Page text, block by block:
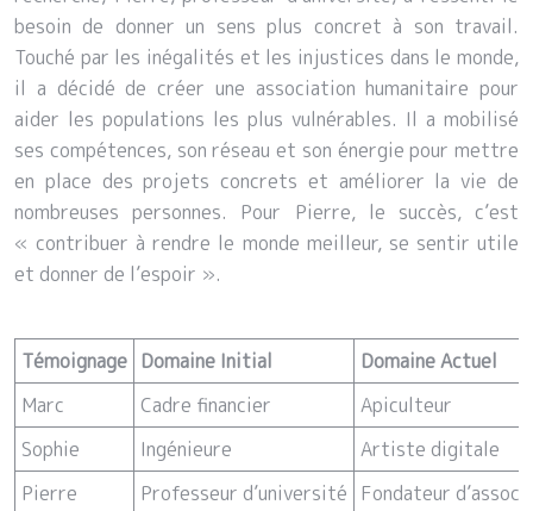
besoin de donner un sens plus concret à son travail.
Touché par les inégalités et les injustices dans le monde,
il a décidé de créer une association humanitaire pour
aider les populations les plus vulnérables. Il a mobilisé
ses compétences, son réseau et son énergie pour mettre
en place des projets concrets et améliorer la vie de
nombreuses personnes. Pour Pierre, le succès, c’est
« contribuer à rendre le monde meilleur, se sentir utile
et donner de l’espoir ».
Témoignage Domaine Initial
Domaine Actuel
Marc
Cadre financier
Apiculteur
Sophie
Ingénieure
Artiste digitale
Pierre
Professeur d’université Fondateur